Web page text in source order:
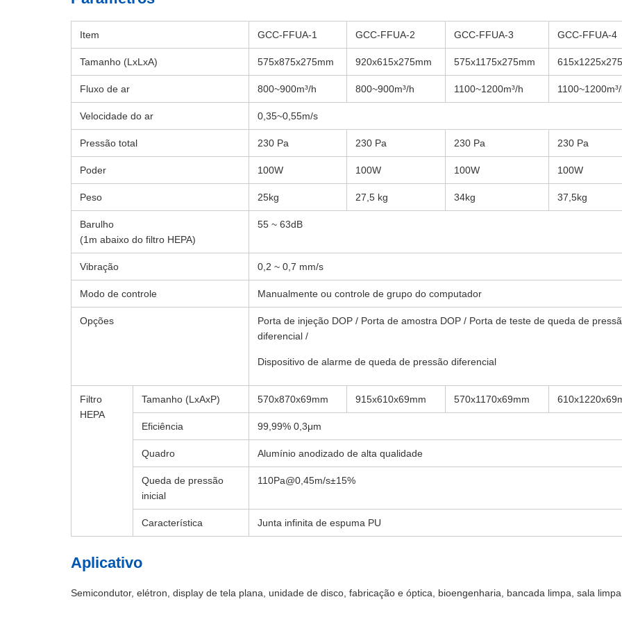
Item GCC-FFUA-1 GCC-FFUA-2 GCC-FFUA-3 GCC-FFUA-4
Tamanho (LxLxA) 575x875x275mm 920x615x275mm 575x1175x275mm
Fluxo de ar 800~900m³/h 800~900m³/h 1100~1200m³/h
Velocidade do ar 0,35~0,55m/s
Pressão total 230 Pa 230 Pa 230 Pa 230 Pa
Poder 100W 100W 100W 100W
Peso 25kg 27,5 kg 34kg 37,5kg
Barulho
(1m abaixo do filtro HEPA)
55 ~ 63dB
Vibração 0,2 ~ 0,7 mm/s
Modo de controle Manualmente ou controle de grupo do computador
Opções
Porta de injeção DOP / Porta de amostra DOP / Porta de teste de queda de
diferencial /
Dispositivo de alarme de queda de pressão diferencial
Filtro
HEPA
Tamanho (LxAxP) 570x870x69mm 915x610x69mm 570x1170x69mm
Eficiência 99,99% 0,3μm
Quadro Alumínio anodizado de alta qualidade
Queda de pressão
inicial
110Pa@0,45m/s±15%
Característica Junta infinita de espuma PU
Aplicativo
Semicondutor, elétron, display de tela plana, unidade de disco, fabricação e óptica, bioengenharia, bancada limpa, sala